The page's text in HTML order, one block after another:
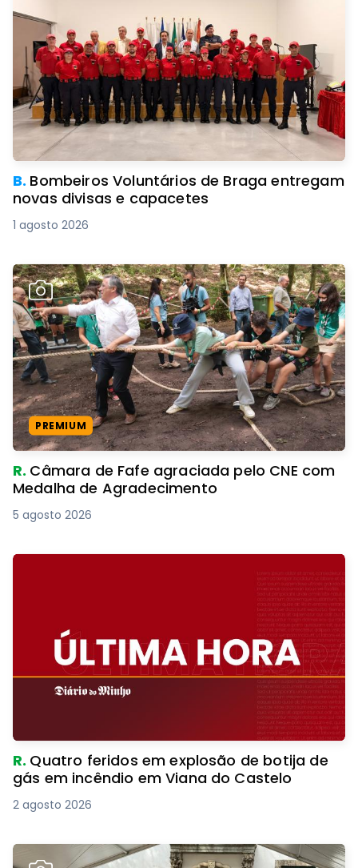
B. Bombeiros Voluntários de Braga entregam
novas divisas e capacetes
1 agosto 2026
PREMIUM
R. Câmara de Fafe agraciada pelo CNE com
Medalha de Agradecimento
5 agosto 2026
R. Quatro feridos em explosão de botija de
gás em incêndio em Viana do Castelo
2 agosto 2026